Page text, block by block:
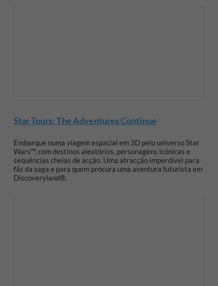
Star Tours: The Adventures Continue
Embarque numa viagem espacial em 3D pelo universo Star
Wars™, com destinos aleatórios, personagens icónicas e
sequências cheias de acção. Uma atracção imperdível para
fãs da saga e para quem procura uma aventura futurista em
Discoveryland®.